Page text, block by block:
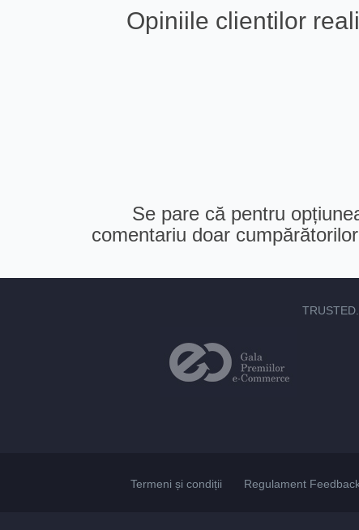
Opiniile clientilor
Se pare că pentru
comentariu doar
Termeni și condiții Regulament